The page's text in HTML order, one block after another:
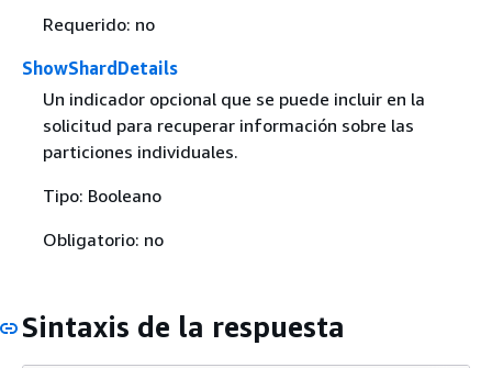
Requerido: no
ShowShardDetails
Un indicador opcional que se puede incluir en la
solicitud para recuperar información sobre las
particiones individuales.
Tipo: Booleano
Obligatorio: no
Sintaxis de la respuesta